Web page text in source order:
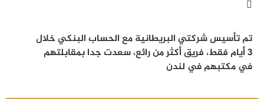
تم تأسيس شركتي البريطانية مع الحساب البنكي خلال
3 أيام فقط، فريق أكثر من رائع، سعدت جدا بمقابلتهم
في مكتبهم في لندن